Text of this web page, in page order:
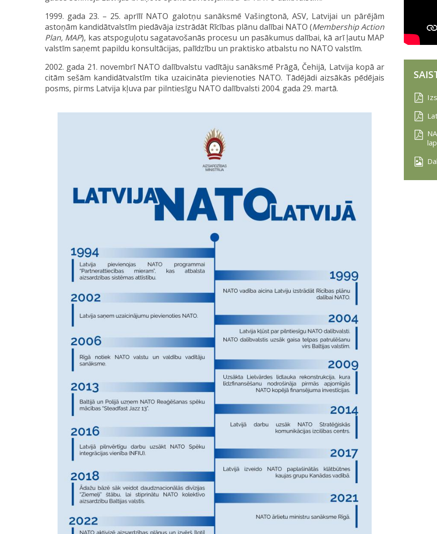
1999. gada 23. – 25. aprīlī NATO galotņu sanāksmē Vašingtonā, ASV, Latvijai un pārējām
astoņām kandidātvalstīm piedāvāja izstrādāt Rīcības plānu dalībai NATO (Membership Action
Plan, MAP), kas atspoguļotu sagatavošanās procesu un pasākumus dalībai, kā arī ļautu MAP
valstīm saņemt papildu konsultācijas, palīdzību un praktisko atbalstu no NATO valstīm.
2002. gada 21. novembrī NATO dalībvalstu vadītāju sanāksmē Prāgā, Čehijā, Latvija kopā ar
citām sešām kandidātvalstīm tika uzaicināta pievienoties NATO. Tādējādi aizsākās pēdējais
posms, pirms Latvija kļuva par pilntiesīgu NATO dalībvalsti 2004. gada 29. martā.